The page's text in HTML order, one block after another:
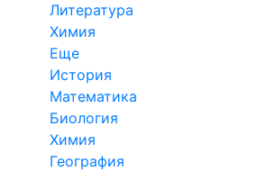
Литература
Химия
Еще
История
Математика
Биология
Химия
География